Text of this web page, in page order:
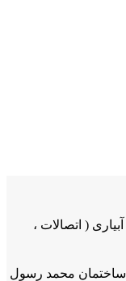
( اتصالات ،
خیابان ارغوانیه/روبه روی کوچه ۱۵/ساختمان محمد رسول